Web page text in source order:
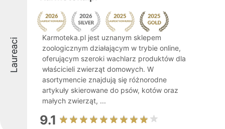
Laureaci
Karmoteka.pl jest uznanym sklepem
zoologicznym działającym w trybie online,
oferującym szeroki wachlarz produktów dla
właścicieli zwierząt domowych. W
asortymencie znajdują się różnorodne
artykuły skierowane do psów, kotów oraz
małych zwierząt, ...
9.1